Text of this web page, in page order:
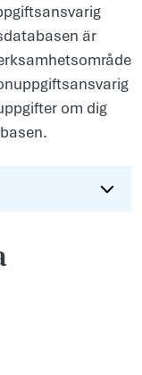
är
om dig